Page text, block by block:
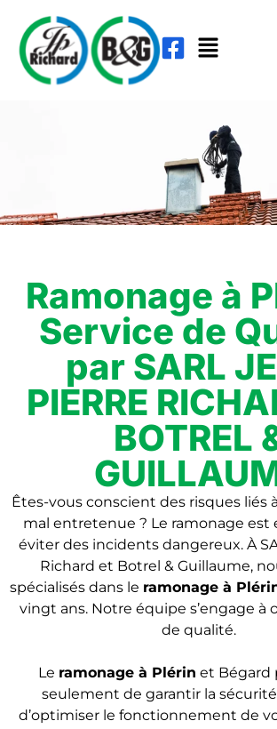
Ramonage à
Service de
par SARL
PIERRE
BOTREL
Êtes-vous conscient des risques liés
mal entretenue ? Le ramonage est
éviter des incidents dangereux. À
Richard et Botrel & Guillaume,
spécialisés dans le ramonageà
vingt ans. Notre équipe s’engage à
de qualité.
Le ramonageà Plérin et Bégard
seulement de garantir la
d’optimiser le fonctionnement de